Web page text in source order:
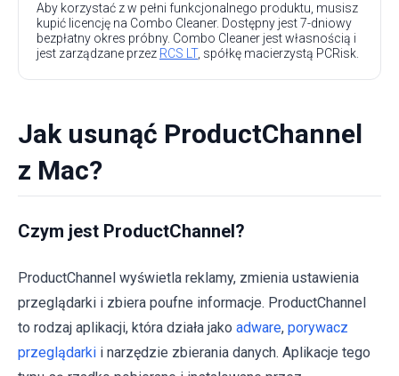
Aby korzystać z w pełni funkcjonalnego produktu, musisz
kupić licencję na Combo Cleaner. Dostępny jest 7-dniowy
bezpłatny okres próbny. Combo Cleaner jest własnością i
jest zarządzane przez RCS LT, spółkę macierzystą PCRisk.
Jak usunąć ProductChannel
z Mac?
Czym jest ProductChannel?
ProductChannel wyświetla reklamy, zmienia ustawienia
przeglądarki i zbiera poufne informacje. ProductChannel
to rodzaj aplikacji, która działa jako adware, porywacz
przeglądarki i narzędzie zbierania danych. Aplikacje tego